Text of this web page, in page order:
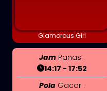
Glamorous Girl
JamPanas :
14:17 - 17:52
PolaGacor :